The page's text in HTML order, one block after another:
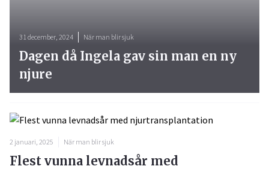
31 december, 2024 När man blir sjuk
Dagen då Ingela gav sin man en ny
njure
2 januari, 2025 När man blir sjuk
Flest vunna levnadsår med